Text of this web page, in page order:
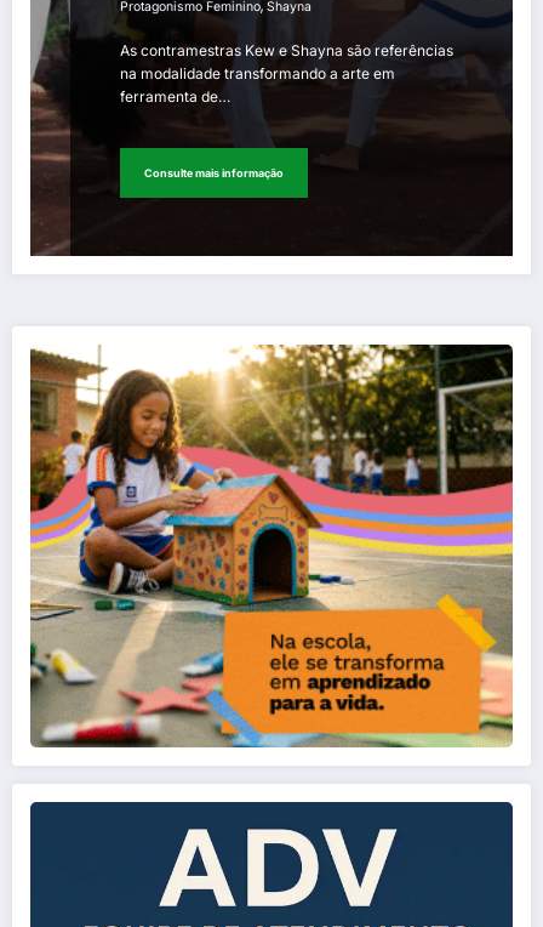
Protagonismo Feminino, Shayna
As contramestras Kew e Shayna são referências
na modalidade transformando a arte em
ferramenta de…
Consulte mais informação